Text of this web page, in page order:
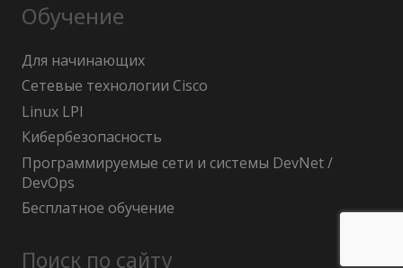
Обучение
Для начинающих
Сетевые технологии Cisco
Linux LPI
Кибербезопасность
Программируемые сети и системы DevNet /
DevOps
Бесплатное обучение
Поиск по сайту